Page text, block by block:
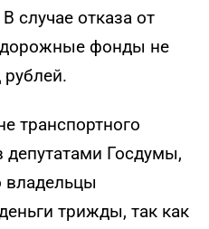
случае отказа от
фонды не
транспортного
депутатами Госдумы,
владельцы
трижды, так как